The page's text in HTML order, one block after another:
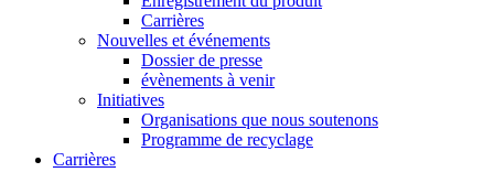
Carrières
Nouvelles et événements
Dossier de presse
évènements à venir
Initiatives
Organisations que nous soutenons
Programme de recyclage
Carrières